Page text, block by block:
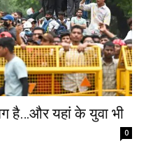
है…और यहां के युवा भी
0